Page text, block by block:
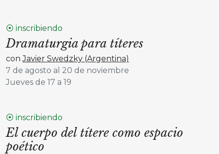
⦿ inscribiendo
Dramaturgia para títeres
conJavier Swedzky (Argentina)
7 de agosto al 20 de noviembre
Jueves de 17 a 19
⦿ inscribiendo
El cuerpo del títere como espacio
poético